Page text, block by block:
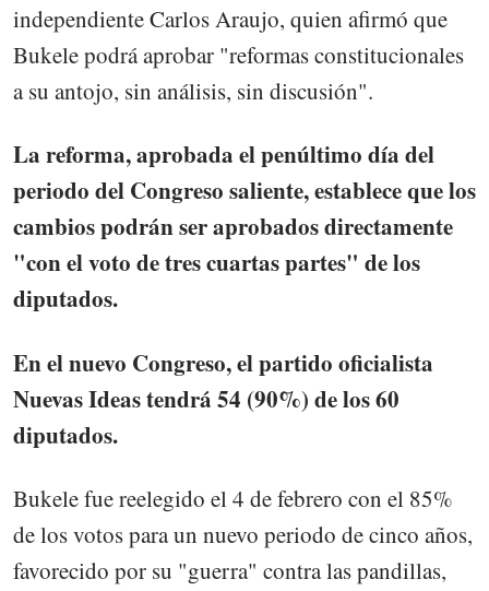
independiente Carlos Araujo, quien afirmó que
Bukele podrá aprobar "reformas constitucionales
a su antojo, sin análisis, sin discusión".
La reforma, aprobada el penúltimo día del
periodo del Congreso saliente, establece que los
cambios podrán ser aprobados directamente
"con el voto de tres cuartas partes" de los
diputados.
En el nuevo Congreso, el partido oficialista
Nuevas Ideas tendrá 54 (90%) de los 60
diputados.
Bukele fue reelegido el 4 de febrero con el 85%
de los votos para un nuevo periodo de cinco años,
favorecido por su "guerra" contra las pandillas,